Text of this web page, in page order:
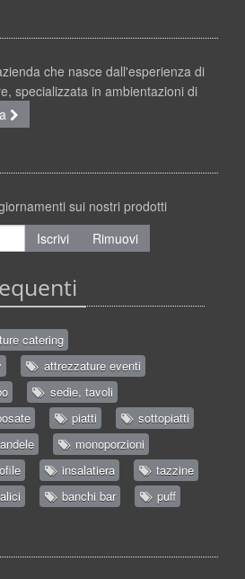
che nasce dall'esperienza di
specializzata in ambientazioni di
sui nostri prodotti
Iscrivi
Rimuovi
catering
attrezzature eventi
sedie, tavoli
piatti
sottopiatti
monoporzioni
insalatiera
tazzine
banchi bar puff